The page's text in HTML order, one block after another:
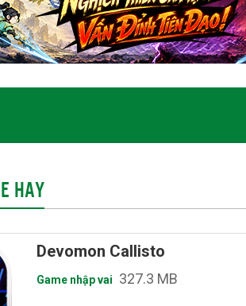
HAY
Devomon Callisto
Game nhập vai 327.3 MB